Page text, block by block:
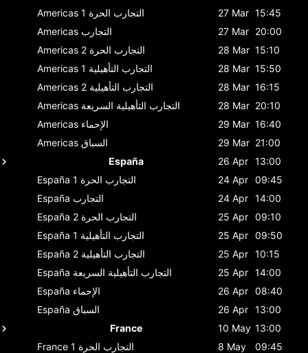
Americas
التجارب الحرة 1 27 Mar 15:45
Americas التجارب 27 Mar 20:00
Americas
التجارب الحرة 2 28 Mar 15:10
Americas
التجارب التأهيلية 1 28 Mar 15:50
Americas
التجارب التأهيلية 2 28 Mar 16:15
Americas التجارب التأهيلية السريعة 28 Mar 20:10
Americas الإحماء 29 Mar 16:40
Americas السباق 29 Mar 21:00
España
26 Apr 13:00
España
التجارب الحرة 1 24 Apr 09:45
España التجارب 24 Apr 14:00
España
التجارب الحرة 2 25 Apr 09:10
España
التجارب التأهيلية 1 25 Apr 09:50
España
التجارب التأهيلية 2 25 Apr 10:15
España التجارب التأهيلية السريعة 25 Apr 14:00
España الإحماء 26 Apr 08:40
España السباق 26 Apr 13:00
France
10 May 13:00
France
التجارب الحرة 1 8 May
09:45